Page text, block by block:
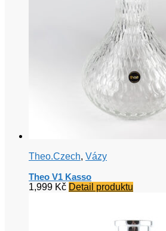
Theo.Czech, Vázy
Theo V1 Kasso
1,999 Kč Detail produktu